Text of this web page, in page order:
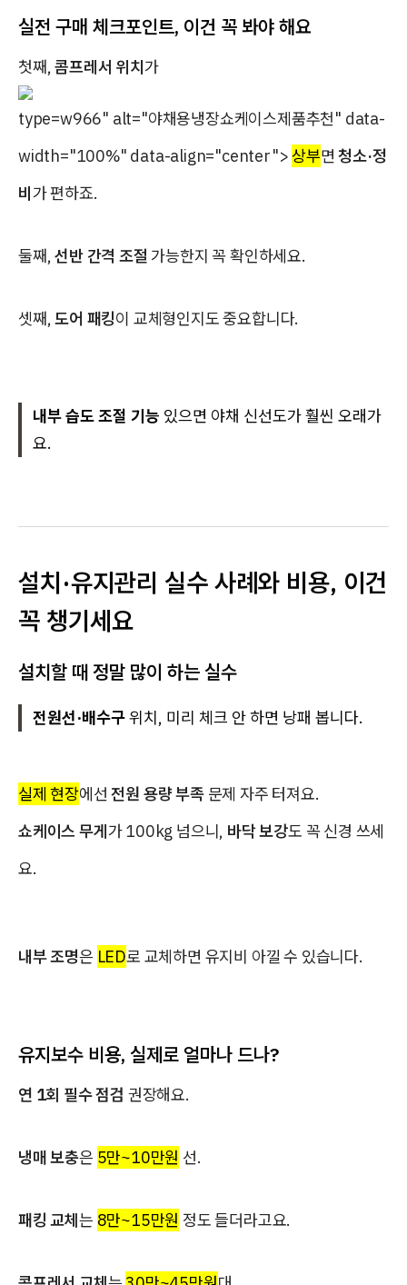
실전 구매 체크포인트, 이건 꼭 봐야 해요
첫째,콤프레서 위치가
type=w966" alt="야채용냉장쇼케이스제품추천" data-
width="100%" data-align="center">상부면청소·정
비가 편하죠.
둘째,선반 간격 조절 가능한지 꼭 확인하세요.
셋째,도어 패킹이 교체형인지도 중요합니다.
내부 습도 조절 기능 있으면 야채 신선도가 훨씬 오래가
요.
설치·유지관리 실수 사례와 비용, 이건
꼭 챙기세요
설치할 때 정말 많이 하는 실수
전원선·배수구위치, 미리 체크 안 하면 낭패 봅니다.
실제 현장에선전원 용량 부족문제 자주 터져요.
쇼케이스 무게가 100kg 넘으니, 바닥 보강도 꼭 신경 쓰세
요.
내부 조명은 LED로 교체하면 유지비 아낄 수 있습니다.
유지보수 비용, 실제로 얼마나 드나?
연 1회 필수 점검 권장해요.
냉매 보충은 5만~10만원 선.
패킹 교체는 8만~15만원 정도 들더라고요.